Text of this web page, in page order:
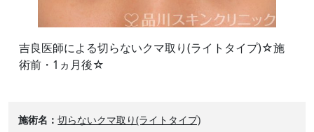
吉良医師による切らないクマ取り(ライトタイプ)☆施
術前・1ヵ月後☆
施術名
切らないクマ取り(ライトタイプ)